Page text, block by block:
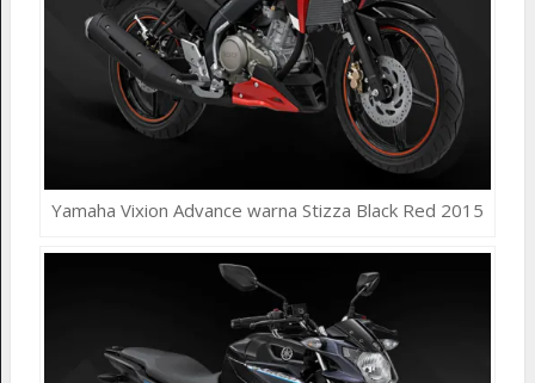
Yamaha Vixion Advance warna Stizza Black Red 2015